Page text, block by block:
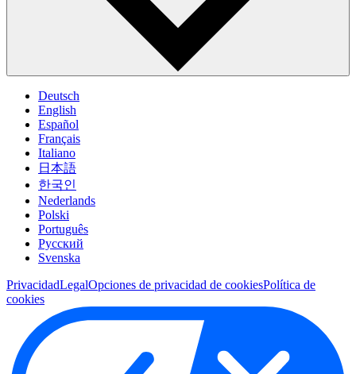
Deutsch
English
Español
Français
Italiano
日本語
한국인
Nederlands
Polski
Português
Pусский
Svenska
PrivacidadLegalOpciones de privacidad de cookiesPolítica de
cookies